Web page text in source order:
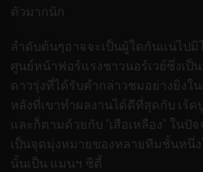
ตัวมากนัก
ลำดับต้นๆอาจจะเป็นผู้ใดกันแน่ไปมิ
ศูนย์หน้าฟอร์แรงชาวนอร์เวย์ซึ่งเป็
ดาวรุ่งที่ได้รับคำกล่าวชมอย่างยิ่งใ
หลังที่เขาทำผลงานได้ดีที่สุดกับ เร้ด
และก็ตามด้วยกับ “เสือเหลือง” ในปั
เป็นจุดมุ่งหมายของหลายทีมชั้นหนึ่
นั้นเป็น แมนฯ ซิตี้